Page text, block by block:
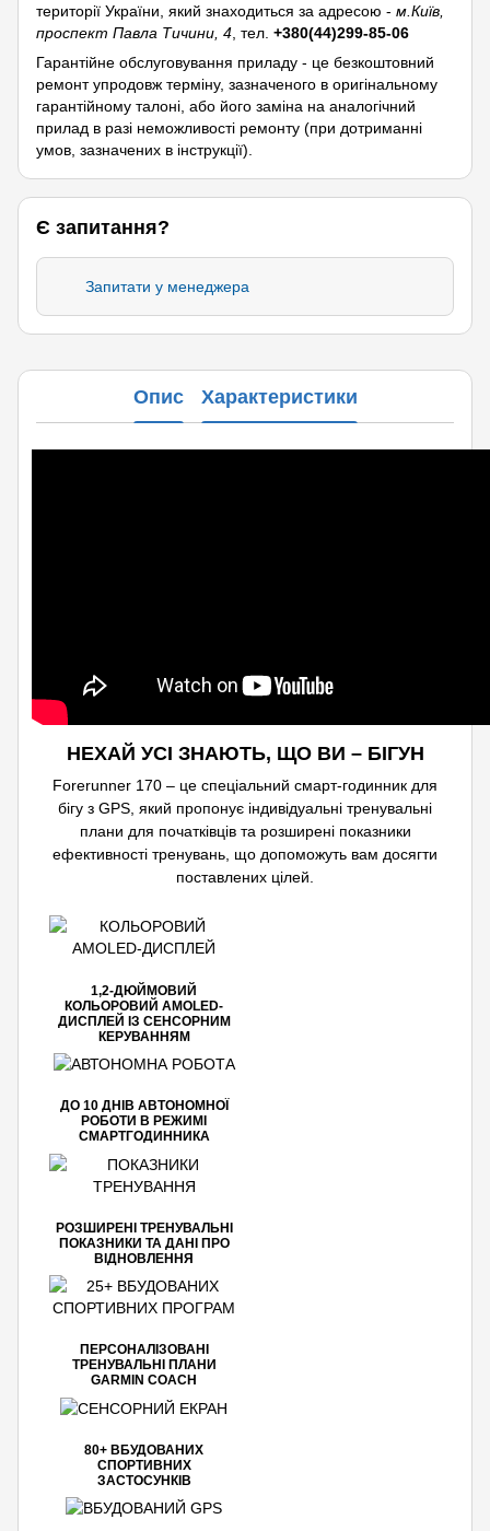
території України, який знаходиться за адресою - м.Київ,
проспект Павла Тичини, 4 , тел. +380(44)299-85-06
Гарантійне обслуговування приладу - це безкоштовний
ремонт упродовж терміну, зазначеного в оригінальному
гарантійному талоні, або його заміна на аналогічний
прилад в разі неможливості ремонту (при дотриманні
умов, зазначених в інструкції).
Є запитання?
Запитати у менеджера
Опис Характеристики
НЕХАЙ УСІ ЗНАЮТЬ, ЩО ВИ – БІГУН
Forerunner 170 – це спеціальний смарт-годинник для
бігу з GPS, який пропонує індивідуальні тренувальні
плани для початківців та розширені показники
ефективності тренувань, що допоможуть вам досягти
поставлених цілей.
1,2-ДЮЙМОВИЙ
КОЛЬОРОВИЙ AMOLED-
ДИСПЛЕЙ ІЗ СЕНСОРНИМ
КЕРУВАННЯМ
ДО 10 ДНІВ АВТОНОМНОЇ
РОБОТИ В РЕЖИМІ
СМАРТГОДИННИКА
РОЗШИРЕНІ ТРЕНУВАЛЬНІ
ПОКАЗНИКИ ТА ДАНІ ПРО
ВІДНОВЛЕННЯ
ПЕРСОНАЛІЗОВАНІ
ТРЕНУВАЛЬНІ ПЛАНИ
GARMIN COACH
80+ ВБУДОВАНИХ
СПОРТИВНИХ
ЗАСТОСУНКІВ